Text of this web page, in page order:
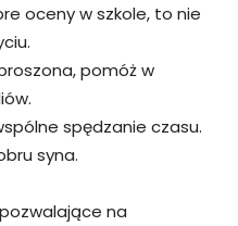
oceny w szkole, to nie
pomóż w
spędzanie czasu.
syna.
na